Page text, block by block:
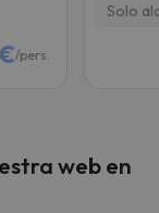
/pers.
Solo
web en